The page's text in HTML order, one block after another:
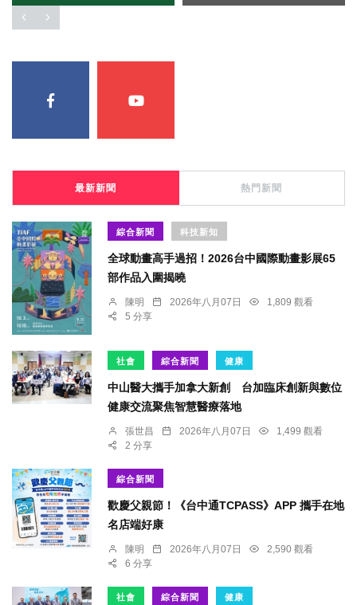
最新新聞 熱門新聞
綜合新聞 科技新知
全球動畫高手過招！2026台中國際動畫影展65
部作品入圍揭曉
陳明 2026年八月07日
1,809 觀看
5 分享
社會 綜合新聞 健康
中山醫大攜手加拿大新創 台加臨床創新與數位
健康交流聚焦智慧醫療落地
張世昌 2026年八月07日
1,499 觀看
2 分享
綜合新聞
歡慶父親節！《台中通TCPASS》APP 攜手在地
名店端好康
陳明 2026年八月07日
2,590 觀看
6 分享
社會 綜合新聞 健康